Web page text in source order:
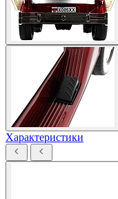
Характеристики